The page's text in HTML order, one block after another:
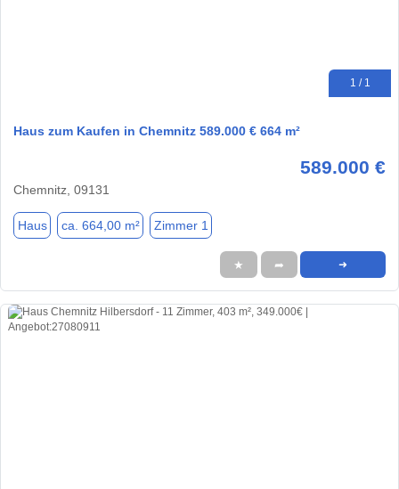
1 / 1
Haus zum Kaufen in Chemnitz 589.000 € 664 m²
589.000 €
Chemnitz, 09131
Haus ca. 664,00 m² Zimmer 1
★ ➦ ➜